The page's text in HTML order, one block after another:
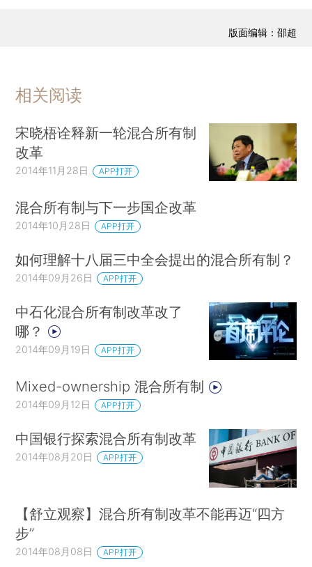
版面编辑：邵超
相关阅读
宋晓梧诠释新一轮混合所有制
改革
2014年11月28日 APP打开
混合所有制与下一步国企改革
2014年10月28日 APP打开
如何理解十八届三中全会提出的混合所有制？
2014年09月26日 APP打开
中石化混合所有制改革改了
哪？
2014年09月19日 APP打开
Mixed-ownership 混合所有制
2014年09月12日 APP打开
中国银行探索混合所有制改革
2014年08月20日 APP打开
【舒立观察】混合所有制改革不能再迈“四方
步”
2014年08月08日 APP打开